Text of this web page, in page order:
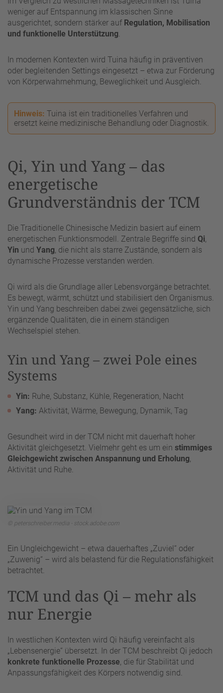
weniger auf Entspannung im klassischen Sinne
ausgerichtet, sondern stärker auf Regulation, Mobilisation
und funktionelle Unterstützung.
In modernen Kontexten wird Tuina häufig in präventiven
oder begleitenden Settings eingesetzt – etwa zur Förderung
von Körperwahrnehmung, Beweglichkeit und Ausgleich.
Hinweis: Tuina ist ein traditionelles Verfahren und
ersetzt keine medizinische Behandlung oder Diagnostik.
Qi, Yin und Yang – das
energetische
Grundverständnis der TCM
Die Traditionelle Chinesische Medizin basiert auf einem
energetischen Funktionsmodell. Zentrale Begriffe sind Qi,
Yin und Yang, die nicht als starre Zustände, sondern als
dynamische Prozesse verstanden werden.
Qi wird als die Grundlage aller Lebensvorgänge betrachtet.
Es bewegt, wärmt, schützt und stabilisiert den Organismus.
Yin und Yang beschreiben dabei zwei gegensätzliche, sich
ergänzende Qualitäten, die in einem ständigen
Wechselspiel stehen.
Yin und Yang – zwei Pole eines
Systems
Yin: Ruhe, Substanz, Kühle, Regeneration, Nacht
Yang: Aktivität, Wärme, Bewegung, Dynamik, Tag
Gesundheit wird in der TCM nicht mit dauerhaft hoher
Aktivität gleichgesetzt. Vielmehr geht es um ein stimmiges
Gleichgewicht zwischen Anspannung und Erholung,
Aktivität und Ruhe.
© peterschreiber.media - stock.adobe.com
Ein Ungleichgewicht – etwa dauerhaftes „Zuviel“ oder
„Zuwenig“ – wird als belastend für die Regulationsfähigkeit
betrachtet.
TCM und das Qi – mehr als
nur Energie
In westlichen Kontexten wird Qi häufig vereinfacht als
„Lebensenergie“ übersetzt. In der TCM beschreibt Qi jedoch
konkrete funktionelle Prozesse, die für Stabilität und
Anpassungsfähigkeit des Körpers notwendig sind.